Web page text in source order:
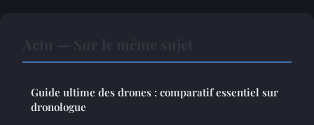
Guide ultime des drones : comparatif essentiel sur
dronologue